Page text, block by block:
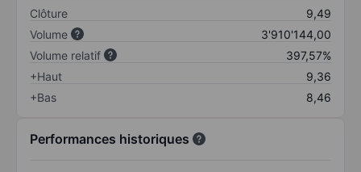
Clôture
9,49
Volume
3'910'144,00
Volume relatif
397,57%
+Haut
9,36
+Bas
8,46
Performances historiques